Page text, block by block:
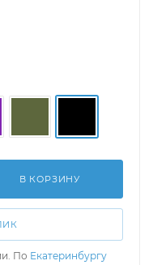
В КОРЗИНУ
По Екатеринбургу